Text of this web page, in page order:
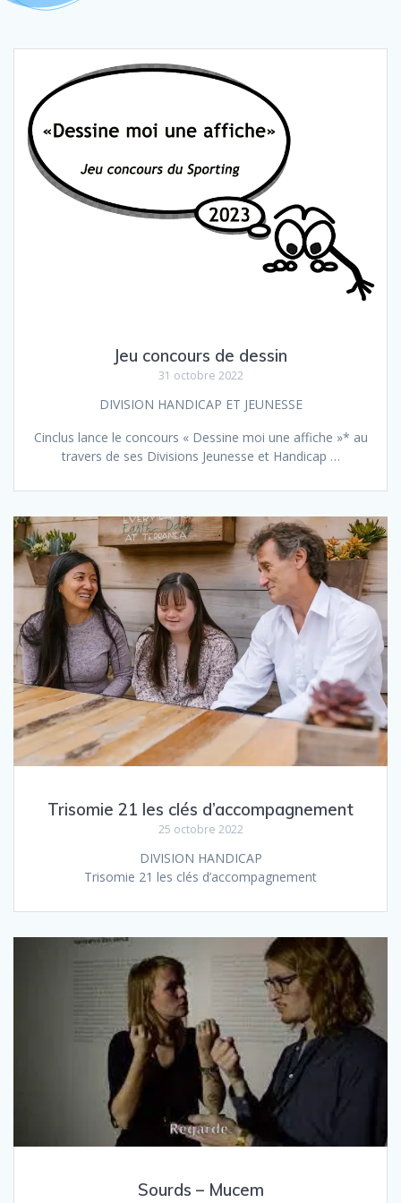
Jeu concours de dessin
31 octobre 2022
DIVISION HANDICAP ET JEUNESSE
Cinclus lance le concours « Dessine moi une affiche »* au
travers de ses Divisions Jeunesse et Handicap …
Trisomie 21 les clés d’accompagnement
25 octobre 2022
DIVISION HANDICAP
Trisomie 21 les clés d’accompagnement
Sourds – Mucem